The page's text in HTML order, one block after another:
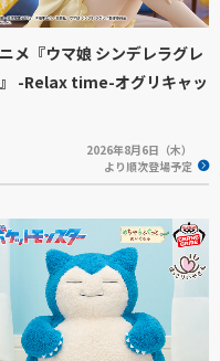
メ『ウマ娘 シンデレラグレ
-Relax time-オグリキャッ
2026年8月6日（木）
より順次登場予定